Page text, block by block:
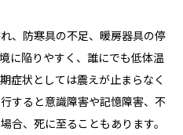
、防寒具の不足、暖房器具の停
に陥りやすく、誰にでも低体温
症状としては震えが止まらなく
すると意識障害や記憶障害、不
合、死に至ることもあります。